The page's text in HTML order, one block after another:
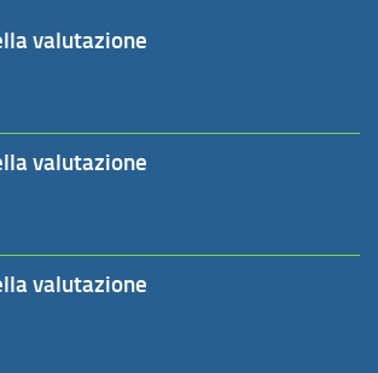
valutazione
valutazione
valutazione